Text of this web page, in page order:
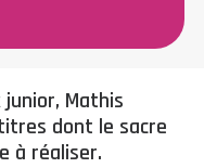
junior, Mathis
dont le sacre
à réaliser.